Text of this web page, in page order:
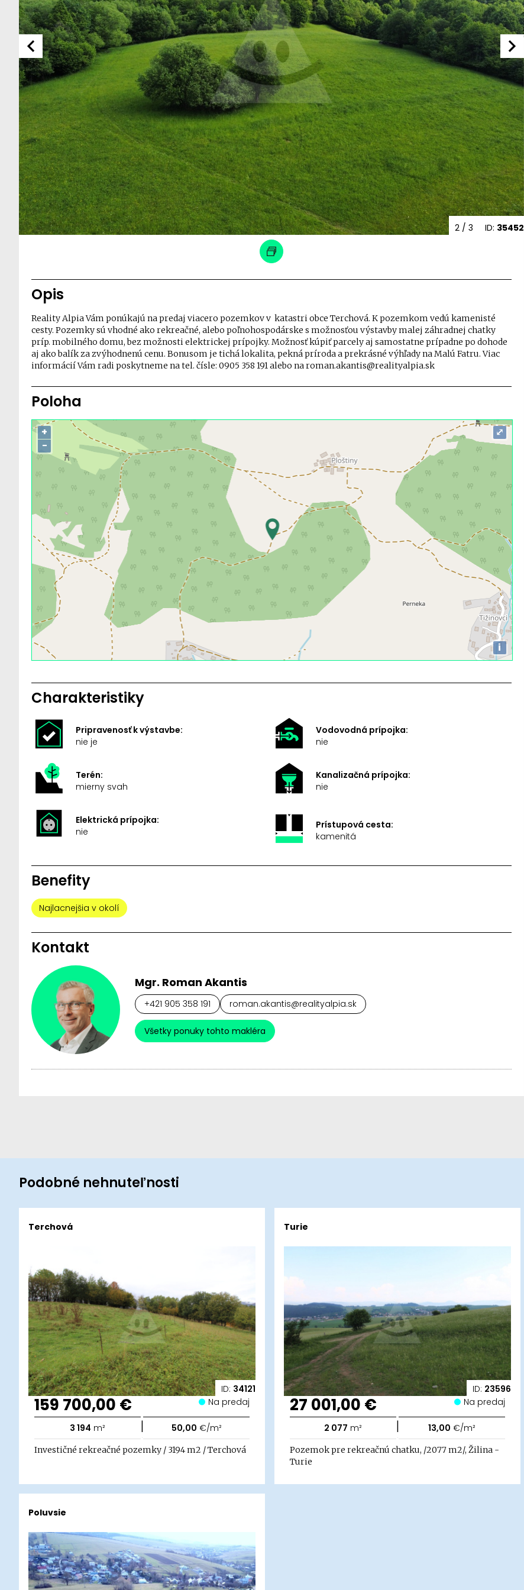
ID: 35452
2/ 3
Opis
Reality Alpia Vám ponúkajú na predaj viacero pozemkov v katastri obce Terchová. K pozemkom vedú kamenisté
cesty. Pozemky sú vhodné ako rekreačné, alebo poľnohospodárske s možnosťou výstavby malej záhradnej chatky
príp. mobilného domu, bez možnosti elektrickej prípojky. Možnosť kúpiť parcely aj samostatne prípadne po dohode
aj ako balík za zvýhodnenú cenu. Bonusom je tichá lokalita, pekná príroda a prekrásné výhľady na Malú Fatru. Viac
informácií Vám radi poskytneme na tel. čísle: 0905 358 191 alebo na roman.akantis@realityalpia.sk
Poloha
+
−
i
⤢
Charakteristiky
Pripravenosť k výstavbe:
nie je
Vodovodná prípojka:
nie
Terén:
mierny svah
Kanalizačná prípojka:
nie
Elektrická prípojka:
nie
Prístupová cesta:
kamenitá
Benefity
Najlacnejšia v okolí
Kontakt
Mgr. Roman Akantis
+421 905 358 191 roman.akantis@realityalpia.sk
Všetky ponuky tohto makléra
Podobné nehnuteľnosti
ID: 34121
Terchová
159 700,00 € Na predaj
3 194 m² | 50,00 €/m²
Investičné rekreačné pozemky / 3194 m2 / Terchová
ID: 23596
Turie
27 001,00 € Na predaj
2 077 m² | 13,00 €/m²
Pozemok pre rekreačnú chatku, /2077 m2/, Žilina -
Turie
Poluvsie